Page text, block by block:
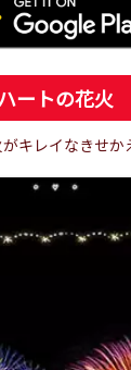
ートの花火
キレイなきせか